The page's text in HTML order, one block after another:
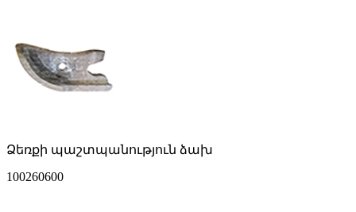
Ձեռքի պաշտպանություն ձախ
100260600